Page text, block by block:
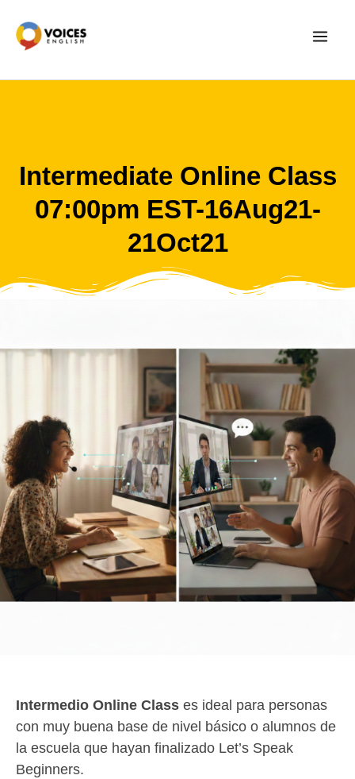
content
Intermediate Online Class
07:00pm EST-16Aug21-
21Oct21
Intermedio Online Class es ideal para personas
con muy buena base de nivel básico o alumnos de
la escuela que hayan finalizado Let’s Speak
Beginners.